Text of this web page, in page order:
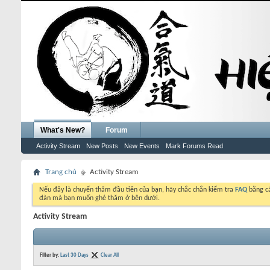
What's New?
Activity Stream New Posts New Events Mark Forums Read
Forum
Trang chủ Activity Stream
Nếu đây là chuyến thăm đầu tiên của bạn, hãy chắc chắn kiểm tra FAQ bằng
đàn mà bạn muốn ghé thăm ở bên dưới.
Activity Stream
Filter by: Last 30 Days Clear All